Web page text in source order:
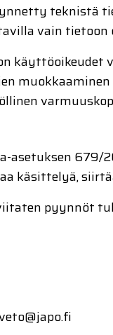
teknistä
vain tietoon
käyttöoikeudet
asetuksen 679/
käsittelyä,
pyynnöt